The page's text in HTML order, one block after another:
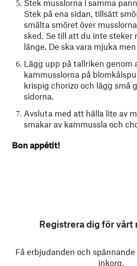
Stek musslorna i samma
Stek på ena sidan, tillsätt
smälta smöret över
sked. Se till att du inte steker
länge. De ska vara mjuka
Lägg upp på tallriken genom
kammusslorna på
krispig chorizo och lägg små
sidorna.
Avsluta med att hälla lite av
smakar av kammussla och
Bon appétit!
Registrera dig för vårt
Få erbjudanden och
inkorg.